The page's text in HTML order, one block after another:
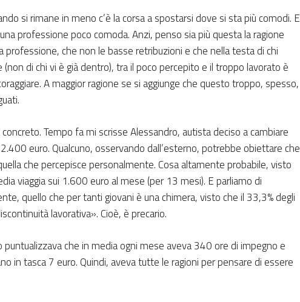
si rimane in meno c’è la corsa a spostarsi dove si sta più comodi. E
professione poco comoda. Anzi, penso sia più questa la ragione
professione, che non le basse retribuzioni e che nella testa di chi
di chi vi è già dentro), tra il poco percepito e il troppo lavorato è
A maggior ragione se si aggiunge che questo troppo, spesso,
Tempo fa mi scrisse Alessandro, autista deciso a cambiare
euro. Qualcuno, osservando dall’esterno, potrebbe obiettare che
che percepisce personalmente. Cosa altamente probabile, visto
viaggia sui 1.600 euro al mese (per 13 mesi). E parliamo di
quello che per tanti giovani è una chimera, visto che il 33,3% degli
lavorativa». Cioè, è precario.
puntualizzava che in media ogni mese aveva 340 ore di impegno e
in tasca 7 euro. Quindi, aveva tutte le ragioni per pensare di essere